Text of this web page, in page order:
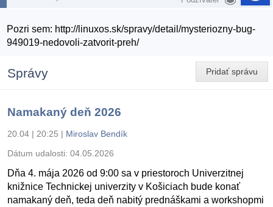
Pozri sem: http://linuxos.sk/spravy/detail/mysteriozny-bug-
949019-nedovoli-zatvorit-preh/
Pridať správu
Správy
Namakaný deň 2026
20.04 | 20:25 | Miroslav Bendík
Dátum udalosti: 04.05.2026
Dňa 4. mája 2026 od 9:00 sa v priestoroch Univerzitnej
knižnice Technickej univerzity v Košiciach bude konať
namakaný deň, teda deň nabitý prednáškami a workshopmi